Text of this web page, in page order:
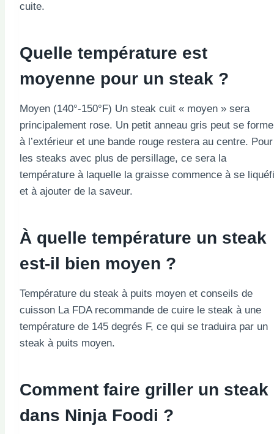
cuite.
Quelle température est
moyenne pour un steak ?
Moyen (140°-150°F) Un steak cuit « moyen » sera
principalement rose. Un petit anneau gris peut se
à l’extérieur et une bande rouge restera au centre. Pour
les steaks avec plus de persillage, ce sera la
température à laquelle la graisse commence à se
et à ajouter de la saveur.
À quelle température un steak
est-il bien moyen ?
Température du steak à puits moyen et conseils de
cuisson La FDA recommande de cuire le steak à une
température de 145 degrés F, ce qui se traduira par un
steak à puits moyen.
Comment faire griller un steak
dans Ninja Foodi ?